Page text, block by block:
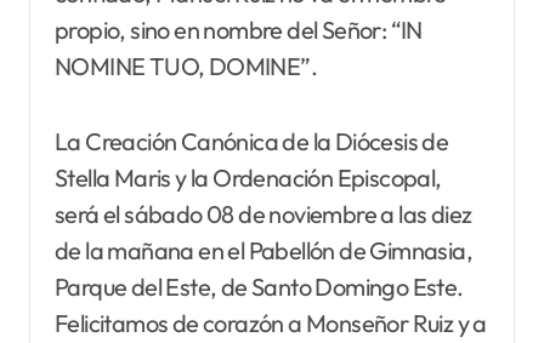
propio, sino en nombre del Señor: “IN
NOMINE TUO, DOMINE”.
La Creación Canónica de la Diócesis de
Stella Maris y la Ordenación Episcopal,
será el sábado 08 de noviembre a las diez
de la mañana en el Pabellón de Gimnasia,
Parque del Este, de Santo Domingo Este.
Felicitamos de corazón a Monseñor Ruiz y a